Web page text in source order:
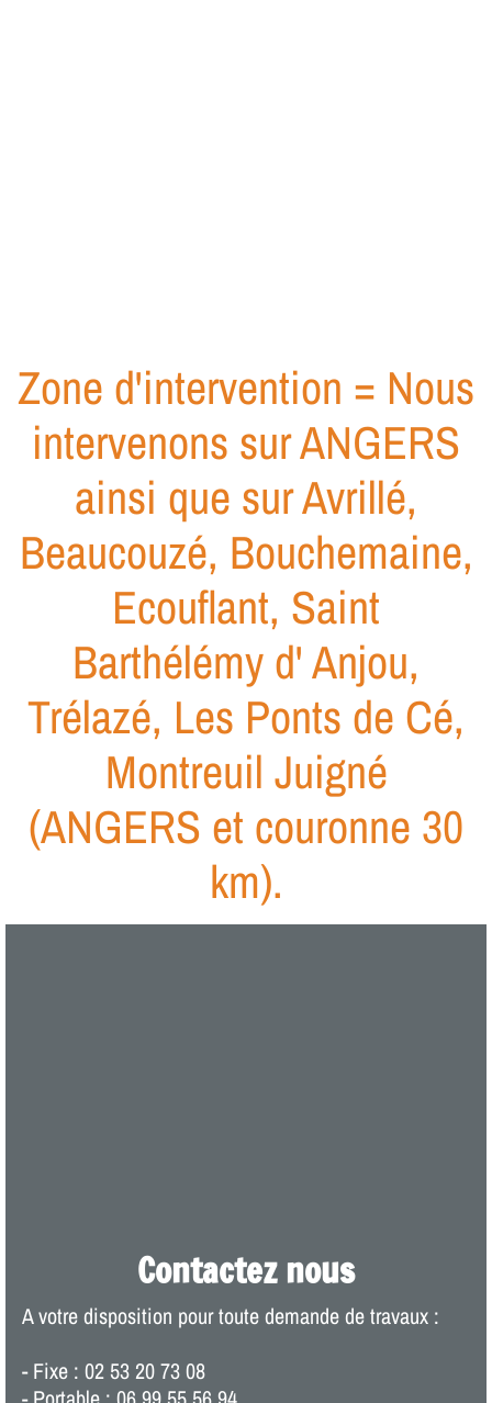
Zone d'intervention = Nous
intervenons sur ANGERS
ainsi que sur Avrillé,
Beaucouzé, Bouchemaine,
Ecouflant, Saint
Barthélémy d' Anjou,
Trélazé, Les Ponts de Cé,
Montreuil Juigné
(ANGERS et couronne 30
km).
Contactez nous
A votre disposition pour toute demande de travaux :
- Fixe : 02 53 20 73 08